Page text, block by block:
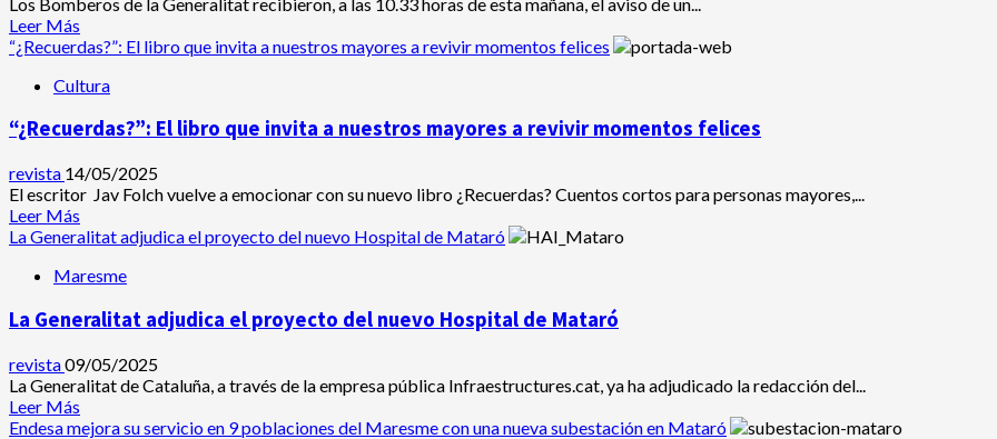
los
Leer Más
más
de
fallecidos
un
incendio
una
de
“¿Recuerdas?”: El libro que invita a nuestros mayores a revivir momentos felices
Cultura
“¿Recuerdas?”: El libro que invita a nuestros mayores a revivir momentos felices
revista 14/05/2025
El escritor Jav Folch vuelve a emocionar con su nuevo libro ¿Recuerdas? Cuentos cortos para personas mayores,...
Leer Más
más
de
El
que
invita
nuestros
La Generalitat adjudica el proyecto del nuevo Hospital de Mataró
Maresme
La Generalitat adjudica el proyecto del nuevo Hospital de Mataró
revista09/05/2025
La Generalitat de Cataluña, a través de la empresa pública Infraestructures.cat, ya ha adjudicado la redacción del...
Leer Más
más
Endesa mejora su servicio en 9 poblaciones del Maresme con una nueva subestación en Mataró